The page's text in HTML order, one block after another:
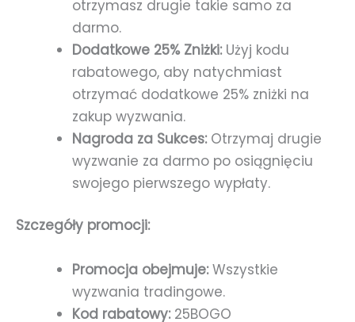
otrzymasz drugie takie samo za
darmo.
Dodatkowe 25% Zniżki:Użyj kodu
rabatowego, aby natychmiast
otrzymać dodatkowe 25% zniżki na
zakup wyzwania.
Nagroda za Sukces:Otrzymaj drugie
wyzwanie za darmo po osiągnięciu
swojego pierwszego wypłaty.
Szczegóły promocji:
Promocja obejmuje:Wszystkie
wyzwania tradingowe.
Kod rabatowy:25BOGO